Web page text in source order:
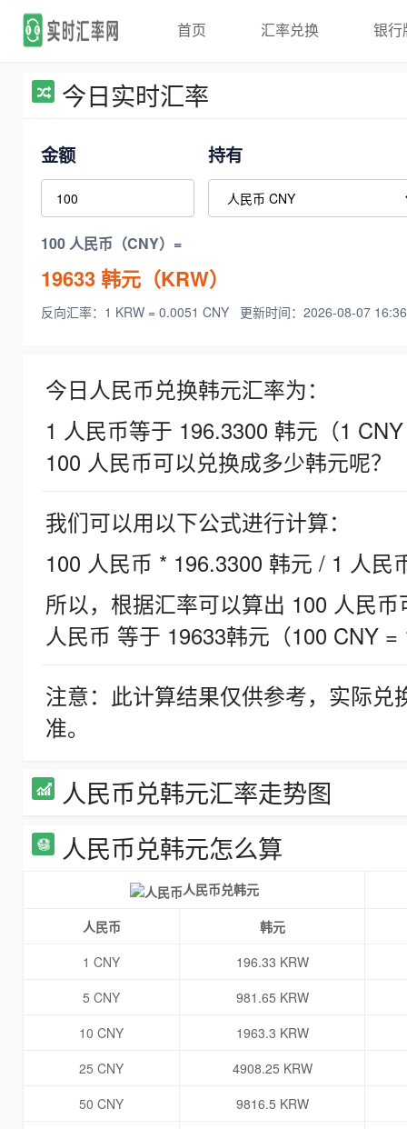
首页 汇率兑换 银行
今日实时汇率
金额 持有
100 人民币（CNY）=
19633韩元（KRW）
反向汇率：1 KRW = 0.0051 CNY 更新时间：2026-08-07
今日人民币兑换韩元汇率为：
1 人民币等于 196.3300 韩元（1
100 人民币可以兑换成多少韩元呢？
我们可以用以下公式进行计算：
100 人民币 * 196.3300 韩元 / 1 人民
所以，根据汇率可以算出 100 人民
人民币 等于 19633韩元（100 CNY =
注意：此计算结果仅供参考，实际
准。
人民币兑韩元汇率走势图
人民币兑韩元怎么算
人民币兑韩元
人民币
韩元
1 CNY
196.33 KRW
5 CNY
981.65 KRW
10 CNY
1963.3 KRW
25 CNY
4908.25 KRW
50 CNY
9816.5 KRW